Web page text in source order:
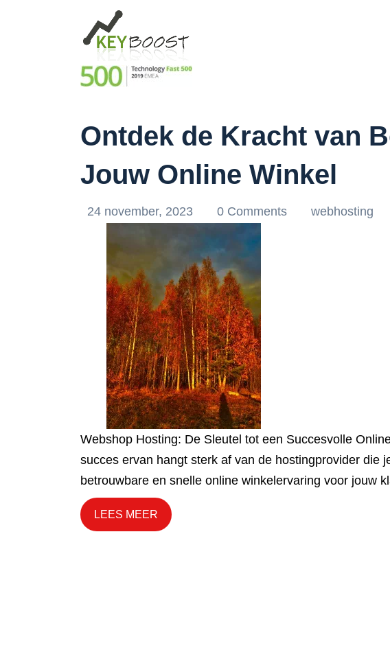
Ontdek de Kracht van
Jouw Online Winkel
24 november, 2023 0 Comments webhosting
Webshop Hosting: De Sleutel tot een Succesvolle
succes ervan hangt sterk af van de hostingprovider die
betrouwbare en snelle online winkelervaring voor jouw
LEES MEER